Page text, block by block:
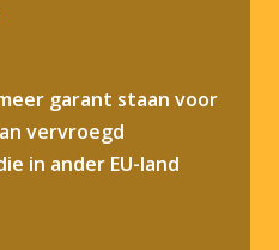
garant staan voor
vervroegd
in ander EU-land